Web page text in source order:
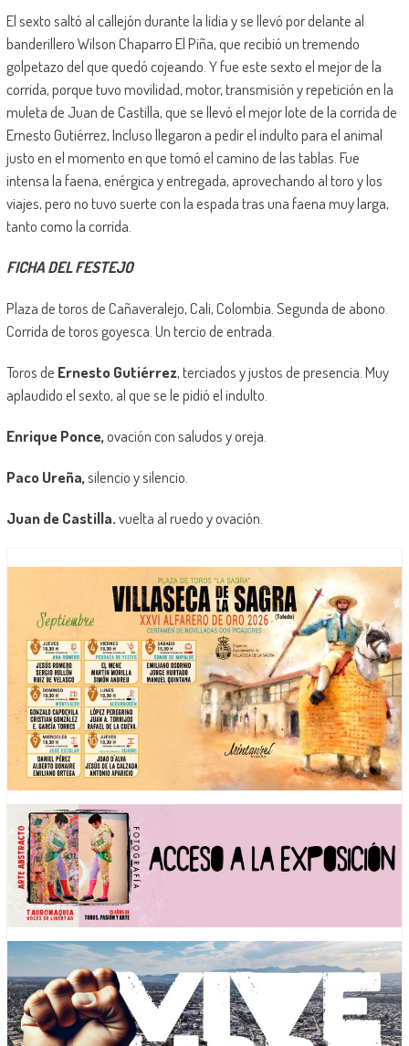
El sexto saltó al callejón durante la lidia y se llevó por delante al
banderillero Wilson Chaparro El Piña, que recibió un tremendo
golpetazo del que quedó cojeando. Y fue este sexto el mejor de la
corrida, porque tuvo movilidad, motor, transmisión y repetición en la
muleta de Juan de Castilla, que se llevó el mejor lote de la corrida de
Ernesto Gutiérrez, Incluso llegaron a pedir el indulto para el animal
justo en el momento en que tomó el camino de las tablas. Fue
intensa la faena, enérgica y entregada, aprovechando al toro y los
viajes, pero no tuvo suerte con la espada tras una faena muy larga,
tanto como la corrida.
FICHA DEL FESTEJO
Plaza de toros de Cañaveralejo, Cali, Colombia. Segunda de abono.
Corrida de toros goyesca. Un tercio de entrada.
Toros de Ernesto Gutiérrez, terciados y justos de presencia. Muy
aplaudido el sexto, al que se le pidió el indulto.
Enrique Ponce,ovación con saludos y oreja.
Paco Ureña,silencio y silencio.
Juan de Castilla.vuelta al ruedo y ovación.